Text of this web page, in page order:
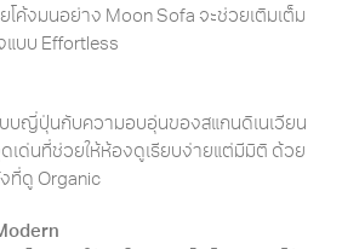
โค้งมนอย่าง Moon Sofa จะช่วยเติมเต็ม
แบบ Effortless
บญี่ปุ่นกับความอบอุ่นของสแกนดิเนเวียน
เด่นที่ช่วยให้ห้องดูเรียบง่ายแต่มีมิติ ด้วย
งที่ดู Organic